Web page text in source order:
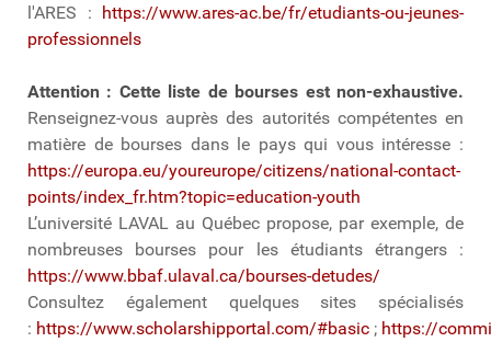
l'ARES : https://www.ares-ac.be/fr/etudiants-ou-jeunes-
professionnels
Attention : Cette liste de bourses est non-exhaustive.
Renseignez-vous auprès des autorités compétentes en
matière de bourses dans le pays qui vous intéresse :
https://europa.eu/youreurope/citizens/national-contact-
points/index_fr.htm?topic=education-youth
L’université LAVAL au Québec propose, par exemple, de
nombreuses bourses pour les étudiants étrangers :
https://www.bbaf.ulaval.ca/bourses-detudes/
Consultez également quelques sites spécialisés
: https://www.scholarshipportal.com/#basic ; https://